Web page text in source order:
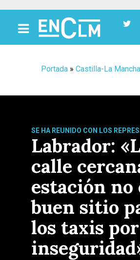
Portada » Castilla-La Mancha
SE HA REUNIDO CON LOS
Labrador:
calle
estación no
buen sitio
los taxis